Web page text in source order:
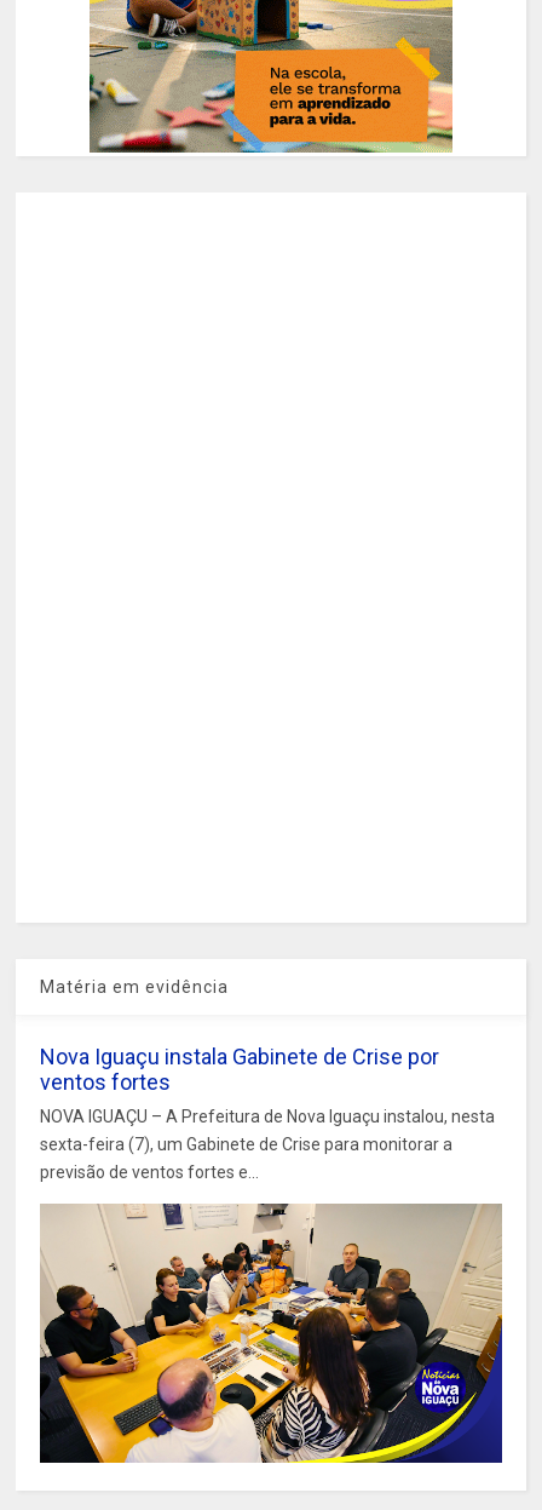
Matéria em evidência
Nova Iguaçu instala Gabinete de Crise por
ventos fortes
NOVA IGUAÇU – A Prefeitura de Nova Iguaçu instalou, nesta
sexta-feira (7), um Gabinete de Crise para monitorar a
previsão de ventos fortes e...